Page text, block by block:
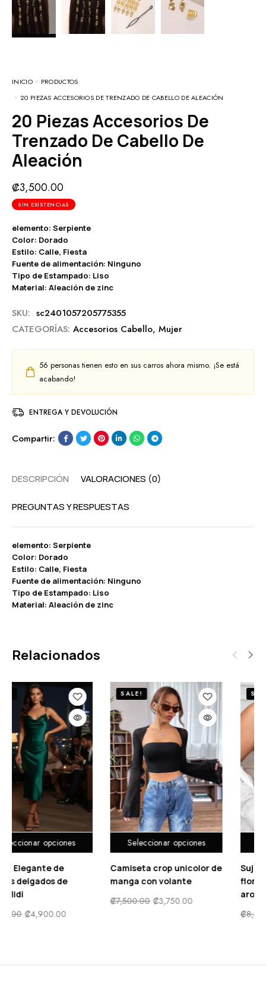
INICIO
PRODUCTOS
20 PIEZAS ACCESORIOS DE TRENZADO DE CABELLO DE ALEACIÓN
20 Piezas Accesorios De
Trenzado De Cabello De
Aleación
₡3,500.00
SIN EXISTENCIAS
elemento: Serpiente
Color: Dorado
Estilo: Calle, Fiesta
Fuente de alimentación: Ninguno
Tipo de Estampado: Liso
Material: Aleación de zinc
SKU: sc2401057205775355
CATEGORÍAS: Accesorios Cabello, Mujer
56 personas tienen esto en sus carros ahora mismo. ¡Se está
acabando!
ENTREGA Y DEVOLUCIÓN
Compartir:
DESCRIPCIÓN VALORACIONES (0)
PREGUNTAS Y RESPUESTAS
elemento: Serpiente
Color: Dorado
Estilo: Calle, Fiesta
Fuente de alimentación: Ninguno
Tipo de Estampado: Liso
Material: Aleación de zinc
Relacionados
opciones
de tirantes con
floral escote
con abertura
Seleccionar opciones
SALE!
Vestido Elegante de
tirantes delgados de
₡